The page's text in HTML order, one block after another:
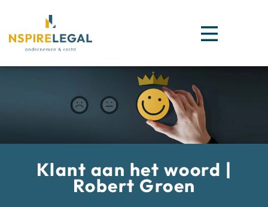
Klant aan het woord |
Robert Groen